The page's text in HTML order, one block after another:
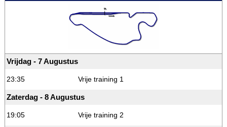
Vrijdag - 7 Augustus
23:35 Vrije training 1
Zaterdag - 8 Augustus
19:05 Vrije training 2